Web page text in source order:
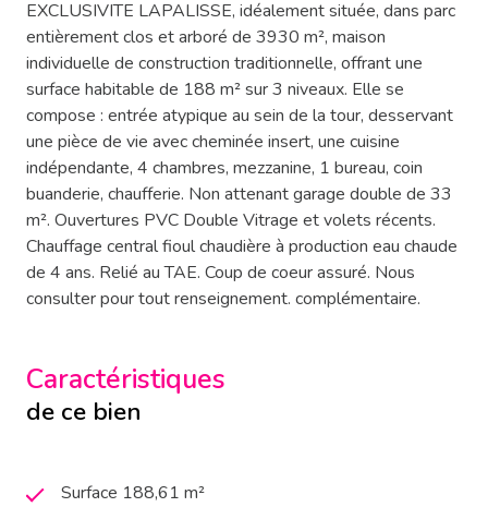
EXCLUSIVITE LAPALISSE, idéalement située, dans parc
entièrement clos et arboré de 3930 m², maison
individuelle de construction traditionnelle, offrant une
surface habitable de 188 m² sur 3 niveaux. Elle se
compose : entrée atypique au sein de la tour, desservant
une pièce de vie avec cheminée insert, une cuisine
indépendante, 4 chambres, mezzanine, 1 bureau, coin
buanderie, chaufferie. Non attenant garage double de 33
m². Ouvertures PVC Double Vitrage et volets récents.
Chauffage central fioul chaudière à production eau chaude
de 4 ans. Relié au TAE. Coup de coeur assuré. Nous
consulter pour tout renseignement. complémentaire.
Caractéristiques
de ce bien
Surface 188,61 m²